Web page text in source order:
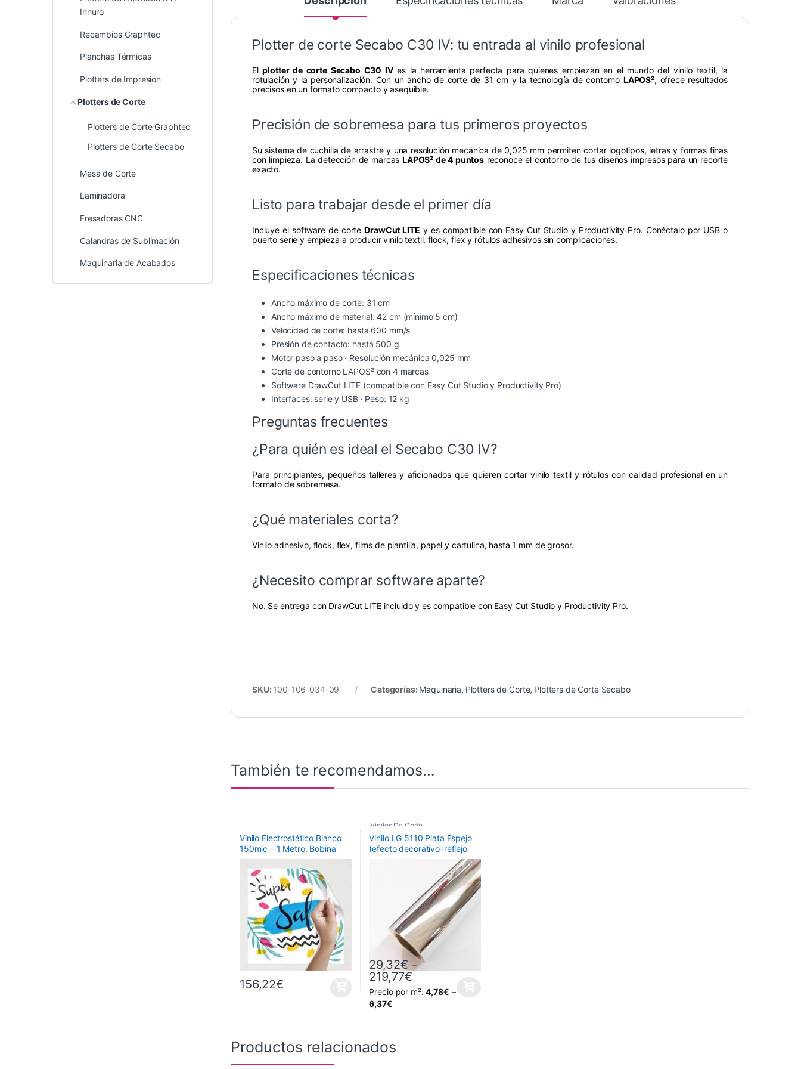
Plotter de corte Secabo C30 IV: tu entrada al vinilo profesional
Elplotter de corte Secabo C30 IVes la herramienta perfecta para quienes empiezan en el mundo del vinilo textil, la
rotulación y la personalización. Con un ancho de corte de 31 cm y la tecnología de contorno LAPOS², ofrece resultados
precisos en un formato compacto y asequible.
Precisión de sobremesa para tus primeros proyectos
Su sistema de cuchilla de arrastre y una resolución mecánica de 0,025 mm permiten cortar logotipos, letras y formas finas
con limpieza. La detección de marcas LAPOS² de 4 puntos reconoce el contorno de tus diseños impresos para un recorte
exacto.
Listo para trabajar desde el primer día
Incluye el software de corteDrawCut LITE y es compatible con Easy Cut Studio y Productivity Pro. Conéctalo por USB o
puerto serie y empieza a producir vinilo textil, flock, flex y rótulos adhesivos sin complicaciones.
Especificaciones técnicas
Ancho máximo de corte: 31 cm
Ancho máximo de material: 42 cm (mínimo 5 cm)
Velocidad de corte: hasta 600 mm/s
Presión de contacto: hasta 500 g
Motor paso a paso · Resolución mecánica 0,025 mm
Corte de contorno LAPOS² con 4 marcas
Software DrawCut LITE (compatible con Easy Cut Studio y Productivity Pro)
Interfaces: serie y USB · Peso: 12 kg
Preguntas frecuentes
¿Para quién es ideal el Secabo C30 IV?
Para principiantes, pequeños talleres y aficionados que quieren cortar vinilo textil y rótulos con calidad profesional en un
formato de sobremesa.
¿Qué materiales corta?
Vinilo adhesivo, flock, flex, films de plantilla, papel y cartulina, hasta 1 mm de grosor.
¿Necesito comprar software aparte?
No. Se entrega con DrawCut LITE incluido y es compatible con Easy Cut Studio y Productivity Pro.
SKU: 100-106-034-09 Categorías: Maquinaria, Plotters de Corte, Plotters de Corte Secabo
También te recomendamos…
Vinilo Electrostático Blanco
150mic – 1 Metro, Bobina
completa: 50 metros
156,22€
Vinilos De Corte
Vinilos Espejo Oro y Plata
Vinilo LG 5110 Plata Espejo
(efecto decorativo–reflejo
29,32€ -
219,77€Rango de precios: desde 29,32€ hasta 219,77€
Precio por m²:4,78€ –
6,37€
Este producto tiene múltiples variantes. Las opciones se pueden elegir en la página de producto
Productos relacionados
Innuro
Recambios Graphtec
Planchas Térmicas
Plotters de Impresión
Plotters de Corte
Plotters de Corte Graphtec
Plotters de Corte Secabo
Mesa de Corte
Laminadora
Fresadoras CNC
Calandras de Sublimación
Maquinaria de Acabados